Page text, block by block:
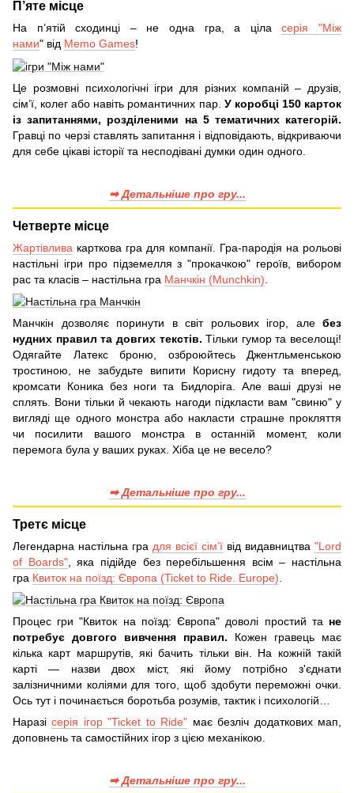
П’яте місце
На п’ятій сходинці – не одна гра, а ціласерія "Між
нами" від Memo Games!
Це розмовні психологічні ігри для різних компаній – друзів,
сім’ї, колег або навіть романтичних пар. У коробці 150 карток
із запитаннями, розділеними на 5 тематичних категорій.
Гравці по черзі ставлять запитання і відповідають, відкриваючи
для себе цікаві історії та несподівані думки один одного.
➡ Детальніше про гру...
Четверте місце
Жартівлива карткова гра для компанії. Гра-пародія на рольові
настільні ігри про підземелля з "прокачкою" героїв, вибором
рас та класів – настільна гра Манчкін (Munchkin)
Манчкін дозволяє поринути в світ рольових ігор, але без
нудних правил та довгих текстів. Тільки гумор та веселощі!
Одягайте Латекс броню, озброюйтесь Джентльменською
тростиною, не забудьте випити Корисну гидоту та вперед,
кромсати Коника без ноги та Бидлоріга. Але ваші друзі не
сплять. Вони тільки й чекають нагоди підкласти вам "свиню" у
вигляді ще одного монстра або накласти страшне прокляття
чи посилити вашого монстра в останній момент, коли
перемога була у ваших руках. Хіба це не весело?
➡ Детальніше про гру...
Третє місце
Легендарна настільна гра для всієї сім’ї від видавництва "Lord
of Boards", яка підійде без перебільшення всім – настільна
гра Квиток на поїзд: Європа (Ticket to Ride. Europe)
Процес гри "Квиток на поїзд: Європа" доволі простий та не
потребує довгого вивчення правил. Кожен гравець має
кілька карт маршрутів, які бачить тільки він. На кожній такій
карті — назви двох міст, які йому потрібно з'єднати
залізничними коліями для того, щоб здобути переможні очки.
Ось тут і починається боротьба розумів, тактик і психологій…
Наразісерія ігор "Ticket to Ride" має безліч додаткових мап,
доповнень та самостійних ігор з цією механікою.
➡ Детальніше про гру...